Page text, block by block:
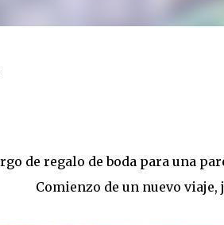
de regalo de boda para una
Comienzo de un nuevo